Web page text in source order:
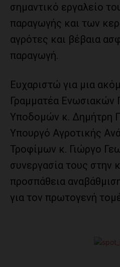
σημαντικό εργαλείο
παραγωγής και των
αγρότες και βέβαια
παραγωγή.
Ευχαριστώ για μια
Γραμματέα Ενωσιακών
Υποδομών κ. Δημήτρη
Υπουργό Αγροτικής
Τροφίμων κ. Γιώργο
συνεργασία τους στην
προσπάθεια
για τον πρωτογενή